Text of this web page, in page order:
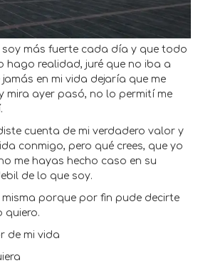
soy más fuerte cada día y que todo
hago realidad, juré que no iba a
en mi vida dejaría que me
mira ayer pasó, no lo permití me
cuenta de mi verdadero valor y
conmigo, pero qué crees, que yo
me hayas hecho caso en su
de lo que soy.
porque por fin pude decirte
quiero.
de mi vida